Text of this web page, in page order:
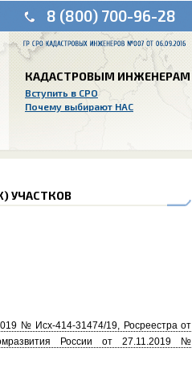
8 (800) 700-96-28
КАДАСТРОВЫМ ИНЖЕНЕРАМ
Вступить в СРО
Почему выбирают НАС
УЧАСТКОВ
№ Исх-414-31474/19, Росреестра от
России от 27.11.2019 №